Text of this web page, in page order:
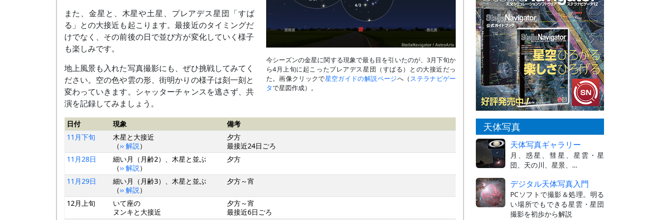
また、金星と、木星や土星、プレアデス星団「すば
る」との大接近も起こります。最接近のタイミングだ
けでなく、その前後の日で並び方が変化していく様子
も楽しみです。
地上風景も入れた写真撮影にも、ぜひ挑戦してみてく
ださい。空の色や雲の形、街明かりの様子は刻一刻と
変わっていきます。シャッターチャンスを逃さず、共
演を記録してみましょう。
今シーズンの金星に関する現象で最も目を引いたのが、3月下旬か
ら4月上旬に起こったプレアデス星団（すばる）との大接近だっ
た。画像クリックで星空ガイドの解説ページへ（ステラナビゲー
タで星図作成）。
日付 現象
備考
11月下旬
木星と大接近
（›› 解説）
夕方
最接近24日ごろ
11月28日
細い月（月齢2）、木星と並ぶ
（›› 解説）
夕方
11月29日
細い月（月齢3）、木星と並ぶ
（›› 解説）
夕方～宵
12月上旬
いて座の
ヌンキと大接近
夕方～宵
最接近6日ごろ
天体写真
天体写真ギャラリー
月、惑星、彗星、星雲・星
団、天の川、星景、…
デジタル天体写真入門
PCソフトで撮影＆処理。明る
い場所でもできる星雲・星団
撮影を初歩から解説